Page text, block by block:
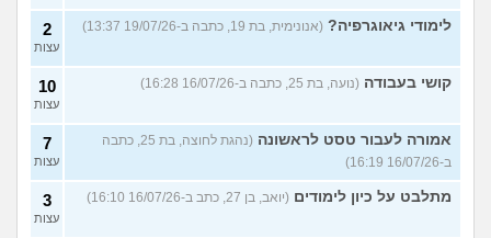
לימודי גיאוגרפיה? (אנונימית, בת 19, כתבה ב-19/07/26 13:37) 2
עצות
קושי בעבודה (נועה, בת 25, כתבה ב-16/07/26 16:28) 10
עצות
אמורה לעבור טסט לראשונה
(נהגת לחוצה, בת 25, כתבה
ב-16/07/26 16:19)
7
עצות
מתלבט על כיון לימודים (יואב, בן 27, כתב ב-16/07/26 16:10) 3
עצות